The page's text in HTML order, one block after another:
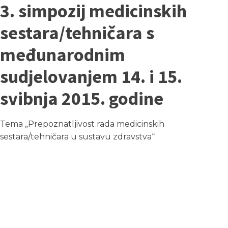
3. simpozij medicinskih
sestara/tehničara s
međunarodnim
sudjelovanjem 14. i 15.
svibnja 2015. godine
Tema „Prepoznatljivost rada medicinskih
sestara/tehničara u sustavu zdravstva“